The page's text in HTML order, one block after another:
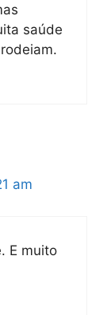
saúde
am
E muito